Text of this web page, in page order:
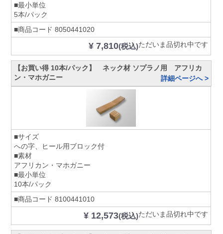
■最小単位
5本/パック
■商品コード 8050441020
¥ 7,810(税込)ただいま品切れ中です
【お買い得 10本/パック】 ネック材 ソプラノ用 アフリカ
ン・マホガニー
詳細ページへ >
■サイズ
への字、ヒール用ブロック付
■素材
アフリカン・マホガニー
■最小単位
10本/パック
■商品コード 8100441010
¥ 12,573(税込)ただいま品切れ中です